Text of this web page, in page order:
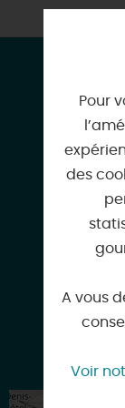
Pour
des
A vous
Voir